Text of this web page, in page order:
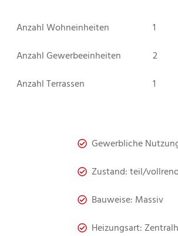
Anzahl Wohneinheiten
1
Anzahl Gewerbeeinheiten
2
Anzahl Terrassen
1
Gewerbliche
Zustand: teil/
Bauweise: Massiv
Heizungsart: